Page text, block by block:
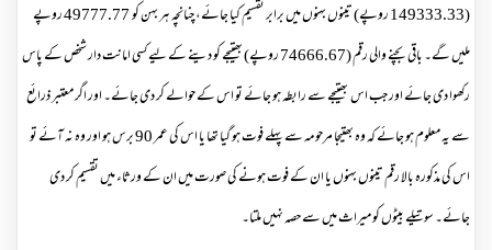
(149333.33 روپے) تینوں بہنوں میں برابر تقسیم کیا جائے، چنانچہ ہر بہن کو 49777.77 روپے
ملیں گے۔ باقی بچنے والی رقم (74666.67 روپے) بھتیجے کو دینے کے لیے کسی امانت دار شخص کے پاس
رکھوا دی جائے اور جب اس بھتیجے سے رابطہ ہو جائے تو اس کے حوالے کر دی جائے۔ اور اگر معتبر ذرائع
سے یہ معلوم ہو جائے کہ وہ بھتیجا مرحومہ سے پہلے فوت ہو گیا تھا یا اس کی عمر 90 برس ہو اور وہ نہ آئے تو
اس کی مذکورہ بالا رقم تینوں بہنوں یا ان کے فوت ہونے کی صورت میں ان کے ورثاء میں تقسیم کر دی
جائے۔ سوتیلے بیٹوں کو میراث میں سے حصہ نہیں ملتا۔